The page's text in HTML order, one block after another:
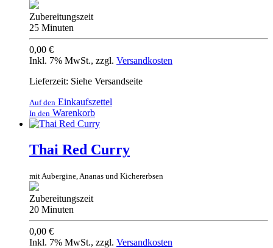
Zubereitungszeit
25 Minuten
0,00 €
Inkl. 7% MwSt., zzgl. Versandkosten
Lieferzeit: Siehe Versandseite
Auf den Einkaufszettel
In den Warenkorb
Thai Red Curry
mit Aubergine, Ananas und Kichererbsen
Zubereitungszeit
20 Minuten
0,00 €
Inkl. 7% MwSt., zzgl. Versandkosten